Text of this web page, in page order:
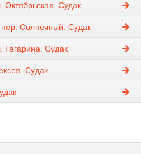
Октябрьская. Судак
пер. Солнечный. Судак
Гагарина. Судак
Судак